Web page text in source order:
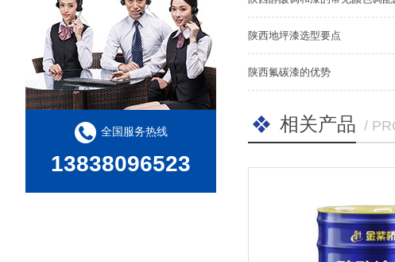
全国服务热线
13838096523
陕西地坪漆选型要点
陕西氟碳漆的优势
相关产品 /